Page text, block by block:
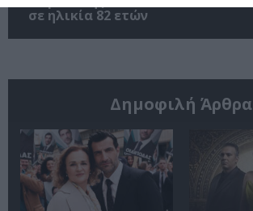
σε ηλικία 82 ετών
Δημοφιλή Άρθρα